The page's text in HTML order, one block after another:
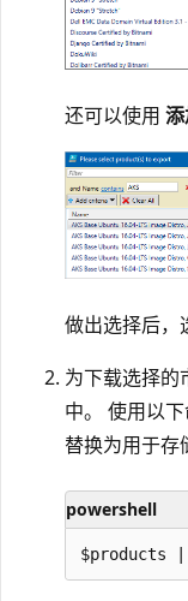
还可以使用
做出选择后，
为下载选择的
中。 使用以
替换为用于存
powershell